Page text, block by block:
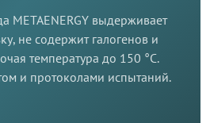
METAENERGY выдерживает
не содержит галогенов и
температура до 150 °C.
и протоколами испытаний.